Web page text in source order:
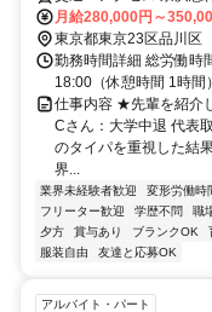
「大森」駅から徒歩14
月給280,000円～
東京都東京23区品川区
勤務時間詳細 総労働時
18:00（休憩時間 1時
仕事内容 ★先輩を紹介
Cさん：大学中退 代表
のタイパを重視した結
界...
業界未経験者歓迎 変形労働時
フリーター歓迎
学歴不問 職
夕方
賞与あり ブランクOK
服装自由
友達と応募OK
アルバイト・パート